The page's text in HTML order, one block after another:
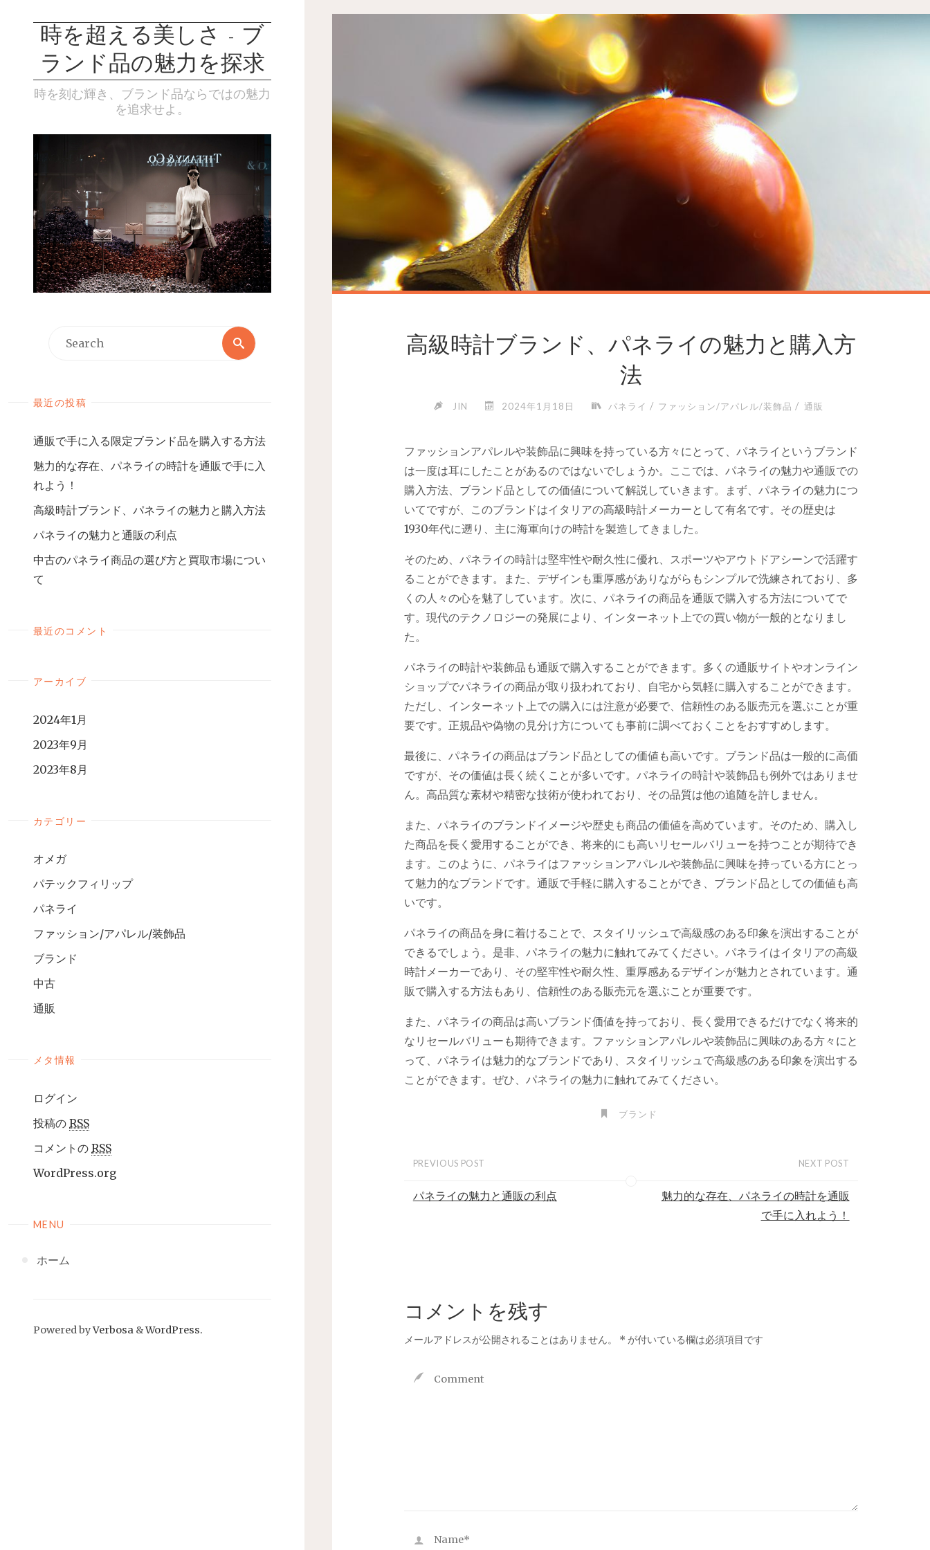
時を超える美しさ - ブ
ランド品の魅力を探求
時を刻む輝き、ブランド品ならではの魅力
を追求せよ。
最近の投稿
通販で手に入る限定ブランド品を購入する方法
魅力的な存在、パネライの時計を通販で手に入
れよう！
高級時計ブランド、パネライの魅力と購入方法
パネライの魅力と通販の利点
中古のパネライ商品の選び方と買取市場につい
て
最近のコメント
アーカイブ
2024年1月
2023年9月
2023年8月
カテゴリー
オメガ
パテックフィリップ
パネライ
ファッション/アパレル/装飾品
ブランド
中古
通販
メタ情報
ログイン
投稿の RSS
コメントの RSS
WordPress.org
MENU
ホーム
Powered byVerbosa &WordPress.
高級時計ブランド、パネライの魅力と購入方
法
JIN 2024年1月18日 パネライ / ファッション/アパレル/装飾品 / 通販
ファッションアパレルや装飾品に興味を持っている方々にとって、パネライというブランド
は一度は耳にしたことがあるのではないでしょうか。
ここでは、パネライの魅力や通販での
購入方法、ブランド品としての価値について解説していきます。まず、パネライの魅力につ
いてですが、このブランドはイタリアの高級時計メーカーとして有名です。その歴史は
1930年代に遡り、主に海軍向けの時計を製造してきました。
そのため、パネライの時計は堅牢性や耐久性に優れ、スポーツやアウトドアシーンで活躍す
ることができます。また、デザインも重厚感がありながらもシンプルで洗練されており、多
くの人々の心を魅了しています。次に、パネライの商品を通販で購入する方法についてで
す。現代のテクノロジーの発展により、インターネット上での買い物が一般的となりまし
た。
パネライの時計や装飾品も通販で購入することができます。多くの通販サイトやオンライン
ショップでパネライの商品が取り扱われており、自宅から気軽に購入することができます。
ただし、インターネット上での購入には注意が必要で、信頼性のある販売元を選ぶことが重
要です。正規品や偽物の見分け方についても事前に調べておくことをおすすめします。
最後に、パネライの商品はブランド品としての価値も高いです。ブランド品は一般的に高価
ですが、その価値は長く続くことが多いです。パネライの時計や装飾品も例外ではありませ
ん。高品質な素材や精密な技術が使われており、その品質は他の追随を許しません。
また、パネライのブランドイメージや歴史も商品の価値を高めています。そのため、購入し
た商品を長く愛用することができ、将来的にも高いリセールバリューを持つことが期待でき
ます。このように、パネライはファッションアパレルや装飾品に興味を持っている方にとっ
て魅力的なブランドです。通販で手軽に購入することができ、ブランド品としての価値も高
いです。
パネライの商品を身に着けることで、スタイリッシュで高級感のある印象を演出することが
できるでしょう。是非、パネライの魅力に触れてみてください。パネライはイタリアの高級
時計メーカーであり、その堅牢性や耐久性、重厚感あるデザインが魅力とされています。通
販で購入する方法もあり、信頼性のある販売元を選ぶことが重要です。
また、パネライの商品は高いブランド価値を持っており、長く愛用できるだけでなく将来的
なリセールバリューも期待できます。ファッションアパレルや装飾品に興味のある方々にと
って、パネライは魅力的なブランドであり、スタイリッシュで高級感のある印象を演出する
ことができます。ぜひ、パネライの魅力に触れてみてください。
ブランド
PREVIOUS POST
パネライの魅力と通販の利点
NEXT POST
魅力的な存在、パネライの時計を通販
で手に入れよう！
コメントを残す
メールアドレスが公開されることはありません。 * が付いている欄は必須項目です